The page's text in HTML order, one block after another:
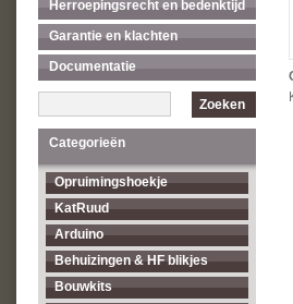
Herroepingsrecht en bedenktijd
Garantie en klachten
Documentatie
Zoeken
Categorieën
Opruimingshoekje
KatRuud
Arduino
Behuizingen & HF blikjes
Bouwkits